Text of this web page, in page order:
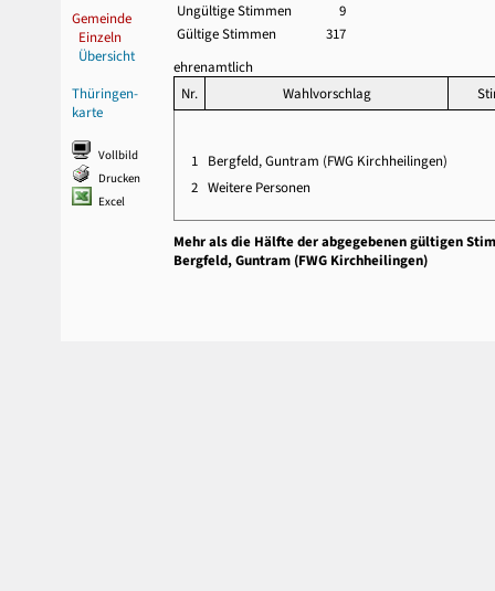
Gemeinde
Einzeln
Übersicht
Thüringen-
karte
Vollbild
Drucken
Excel
Ungültige Stimmen
9
Gültige Stimmen
317
ehrenamtlich
Nr.
Wahlvorschlag
1 Bergfeld, Guntram (FWG Kirchheilingen)
2 Weitere Personen
Mehr als die Hälfte der abgegebenen gültigen
Bergfeld, Guntram (FWG Kirchheilingen)